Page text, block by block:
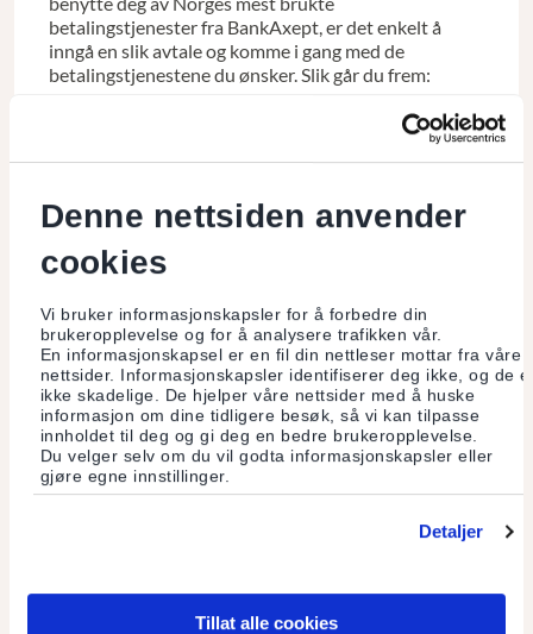
Denne nettsiden anvender
cookies
Vi bruker informasjonskapsler for å forbedre din
brukeropplevelse og for å analysere trafikken vår.
En informasjonskapsel er en fil din nettleser mottar fra våre
nettsider. Informasjonskapsler identifiserer deg ikke, og de
ikke skadelige. De hjelper våre nettsider med å huske
informasjon om dine tidligere besøk, så vi kan tilpasse
innholdet til deg og gi deg en bedre brukeropplevelse.
Du velger selv om du vil godta informasjonskapsler eller
gjøre egne innstillinger.
Detaljer
Tillat alle cookies
betalingstjenester fra BankAxept, er det enkelt å
inngå en slik avtale og komme i gang med de
betalingstjenestene du ønsker. Slik går du frem:
med oss som din
bankforbindelse, og ansvarlig for de finansielle
kontakt for å inngå avtale.
Kontakt en terminalleverandør for å opprette
avtale om kjøp eller leie av terminal(er),
betalingstjenester. Husk å bestille i god tid før du
trenger terminalen.Bestill terminal fra Nets på
nett eller ring22 89 81 00.Du kan også kontakte
annen leverandør direkte.
Avtale med BankAxept.Etter du har inngått
innløsningsavtale og avtale om terminal, mottar
signering av BankAxept-avtale. Avtalen inngås
BankAxepts Brukerstedsservice hjelper deg om
du har spørsmål. Se for øvrig hjelp-siden på